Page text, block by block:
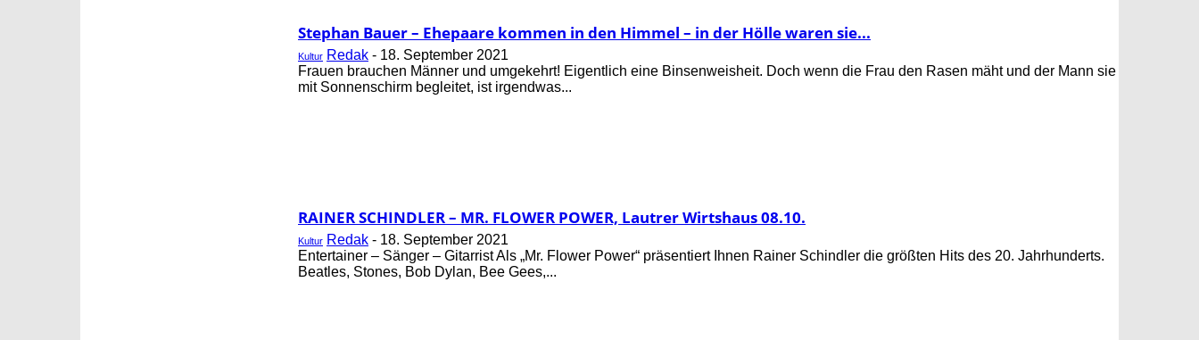
Stephan Bauer – Ehepaare kommen in den Himmel – in der Hölle waren sie...
Kultur Redak - 18. September 2021
Frauen brauchen Männer und umgekehrt! Eigentlich eine Binsenweisheit. Doch wenn die Frau den Rasen mäht und der Mann sie
mit Sonnenschirm begleitet, ist irgendwas...
RAINER SCHINDLER – MR. FLOWER POWER, Lautrer Wirtshaus 08.10.
Kultur Redak - 18. September 2021
Entertainer – Sänger – Gitarrist Als „Mr. Flower Power“ präsentiert Ihnen Rainer Schindler die größten Hits des 20. Jahrhunderts.
Beatles, Stones, Bob Dylan, Bee Gees,...